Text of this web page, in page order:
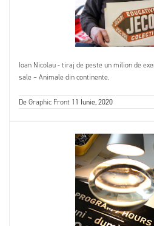
Ioan Nicolau - tiraj de peste un milion de
sale – Animale din continente.
DeGraphic Front 11 Iunie, 2020